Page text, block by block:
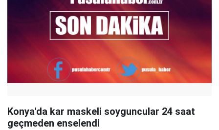
Konya'da kar maskeli soyguncular 24 saat
geçmeden enselendi